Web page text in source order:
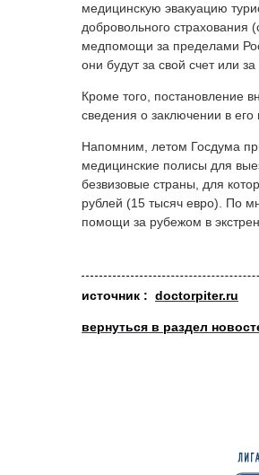
медицинскую эвакуацию
добровольного страхования
медпомощи за пределами
они будут за свой счет или
Кроме того, постановление
сведения о заключении в его
Напомним, летом Госдума
медицинские полисы для
безвизовые страны, для
рублей (15 тысяч евро). По
помощи за рубежом в
источник : doctorpiter.ru
вернуться в раздел